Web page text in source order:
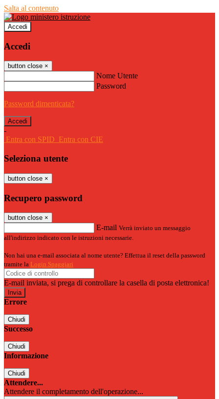
Salta al contenuto
Accedi
Accedi
button close ×
Nome Utente
Password
Password dimenticata?
-
Entra con SPID Entra con CIE
Seleziona utente
button close ×
Recupero password
button close ×
E-mail Verrà inviato un messaggio
all'indirizzo indicato con le istruzioni necessarie.
Non hai una e-mail associata al nome utente? Effettua il reset della password
tramite la Login Spaggiari
E-mail inviata, si prega di controllare la casella di posta elettronica!
Errore
Chiudi
Successo
Chiudi
Informazione
Chiudi
Attendere...
Attendere il completamento dell'operazione...